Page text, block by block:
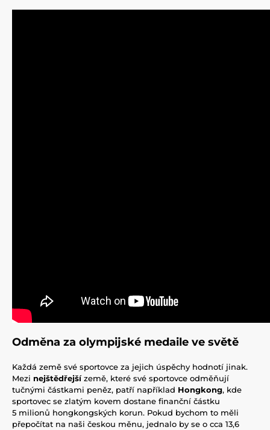
Odměna za olympijské medaile ve světě
Každá země své sportovce za jejich úspěchy hodnotí jinak.
Mezi nejštědřejšízemě, které své sportovce odměňují
tučnými částkami peněz, patří například Hongkong, kde
sportovec se zlatým kovem dostane finanční částku
5 milionů hongkongských korun. Pokud bychom to měli
přepočítat na naši českou měnu, jednalo by se o cca 13,6